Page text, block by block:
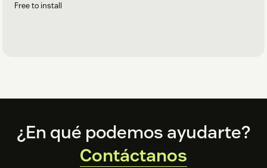
Free to install
Footer
¿En qué podemos ayudarte?
Contáctanos